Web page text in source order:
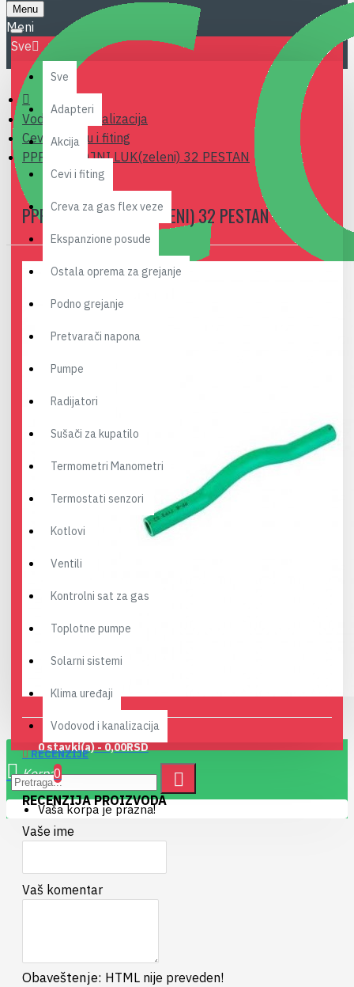
Menu
0 stavki(a) - 0,00RSD
0
Vaša korpa je prazna!
Sve
Sve
Adapteri
Akcija
Cevi i fiting
Creva za gas flex veze
Ekspanzione posude
Ostala oprema za grejanje
Podno grejanje
Pretvarači napona
Pumpe
Radijatori
Sušači za kupatilo
Termometri Manometri
Termostati senzori
Kotlovi
Ventili
Kontrolni sat za gas
Toplotne pumpe
Solarni sistemi
Klima uređaji
Vodovod i kanalizacija
Vodovod i kanalizacija
Cevi za vodu i fiting
PPR PREVOJNI LUK(zeleni) 32 PESTAN
PPR PREVOJNI LUK(ZELENI) 32 PESTAN
RECENZIJE
RECENZIJA PROIZVODA
Vaše ime
Vaš komentar
Obaveštenje: HTML nije preveden!